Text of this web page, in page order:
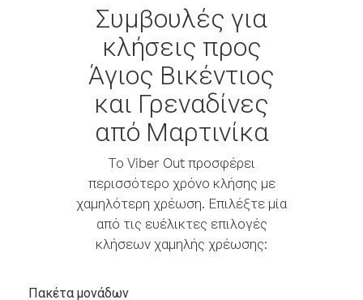
Συμβουλές για
κλήσεις προς
Άγιος Βικέντιος
και Γρεναδίνες
από Μαρτινίκα
Το Viber Out προσφέρει
περισσότερο χρόνο κλήσης με
χαμηλότερη χρέωση. Επιλέξτε μία
από τις ευέλικτες επιλογές
κλήσεων χαμηλής χρέωσης:
Πακέτα μονάδων